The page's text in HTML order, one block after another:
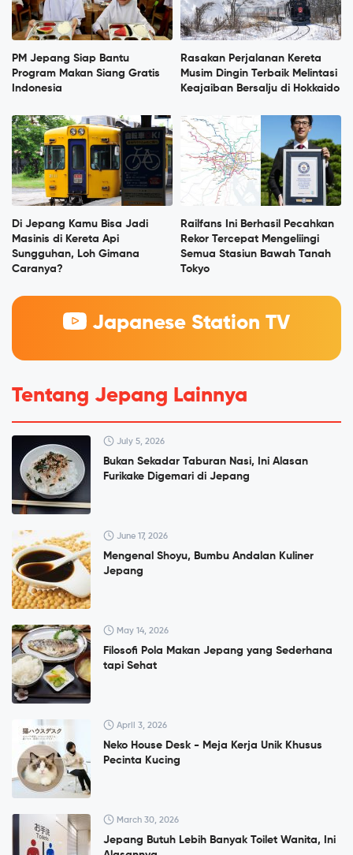
PM Jepang Siap Bantu
Program Makan Siang Gratis
Indonesia
Rasakan Perjalanan Kereta
Musim Dingin Terbaik Melintasi
Keajaiban Bersalju di Hokkaido
Di Jepang Kamu Bisa Jadi
Masinis di Kereta Api
Sungguhan, Loh Gimana
Caranya?
Railfans Ini Berhasil Pecahkan
Rekor Tercepat Mengeliingi
Semua Stasiun Bawah Tanah
Tokyo
Japanese Station TV
Tentang Jepang Lainnya
July 5, 2026
Bukan Sekadar Taburan Nasi, Ini Alasan
Furikake Digemari di Jepang
June 17, 2026
Mengenal Shoyu, Bumbu Andalan Kuliner
Jepang
May 14, 2026
Filosofi Pola Makan Jepang yang Sederhana
tapi Sehat
April 3, 2026
Neko House Desk - Meja Kerja Unik Khusus
Pecinta Kucing
March 30, 2026
Jepang Butuh Lebih Banyak Toilet Wanita, Ini